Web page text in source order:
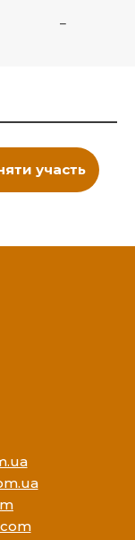
–
участь